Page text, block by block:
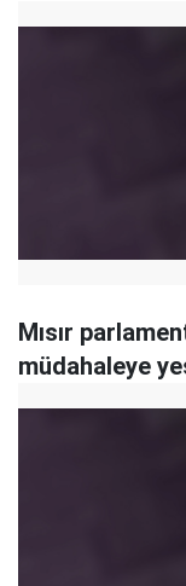
Mısır
müdahaleye